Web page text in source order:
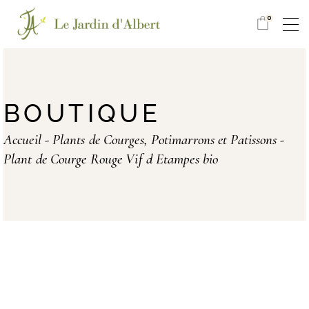
0
BOUTIQUE
Accueil
Plants de Courges, Potimarrons et Patissons
Plant de Courge Rouge Vif d Etampes bio